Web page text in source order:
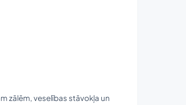
zālēm, veselības stāvokļa un